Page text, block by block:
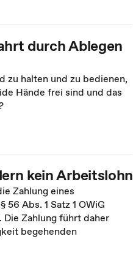
durch Ablegen
zu halten und zu bedienen,
Hände frei sind und das
kein Arbeitslohn
Zahlung eines
Abs. 1 Satz 1 OWiG
Zahlung führt daher
begehenden